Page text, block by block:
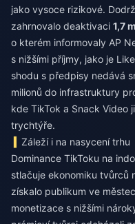
jako vysoce rizikové.
zahrnovalo deaktivaci 1,7
o kterém informovaly AP
s nižšími příjmy, jako je
shodu s předpisy nedává
milionů do infrastruktury
kde TikTok a Snack Video
trychtýře.
Záleží i na nasycení trhu
Dominance TikToku na
stlačuje ekonomiku tvůrců
získalo publikum ve
monetizace s nižšími